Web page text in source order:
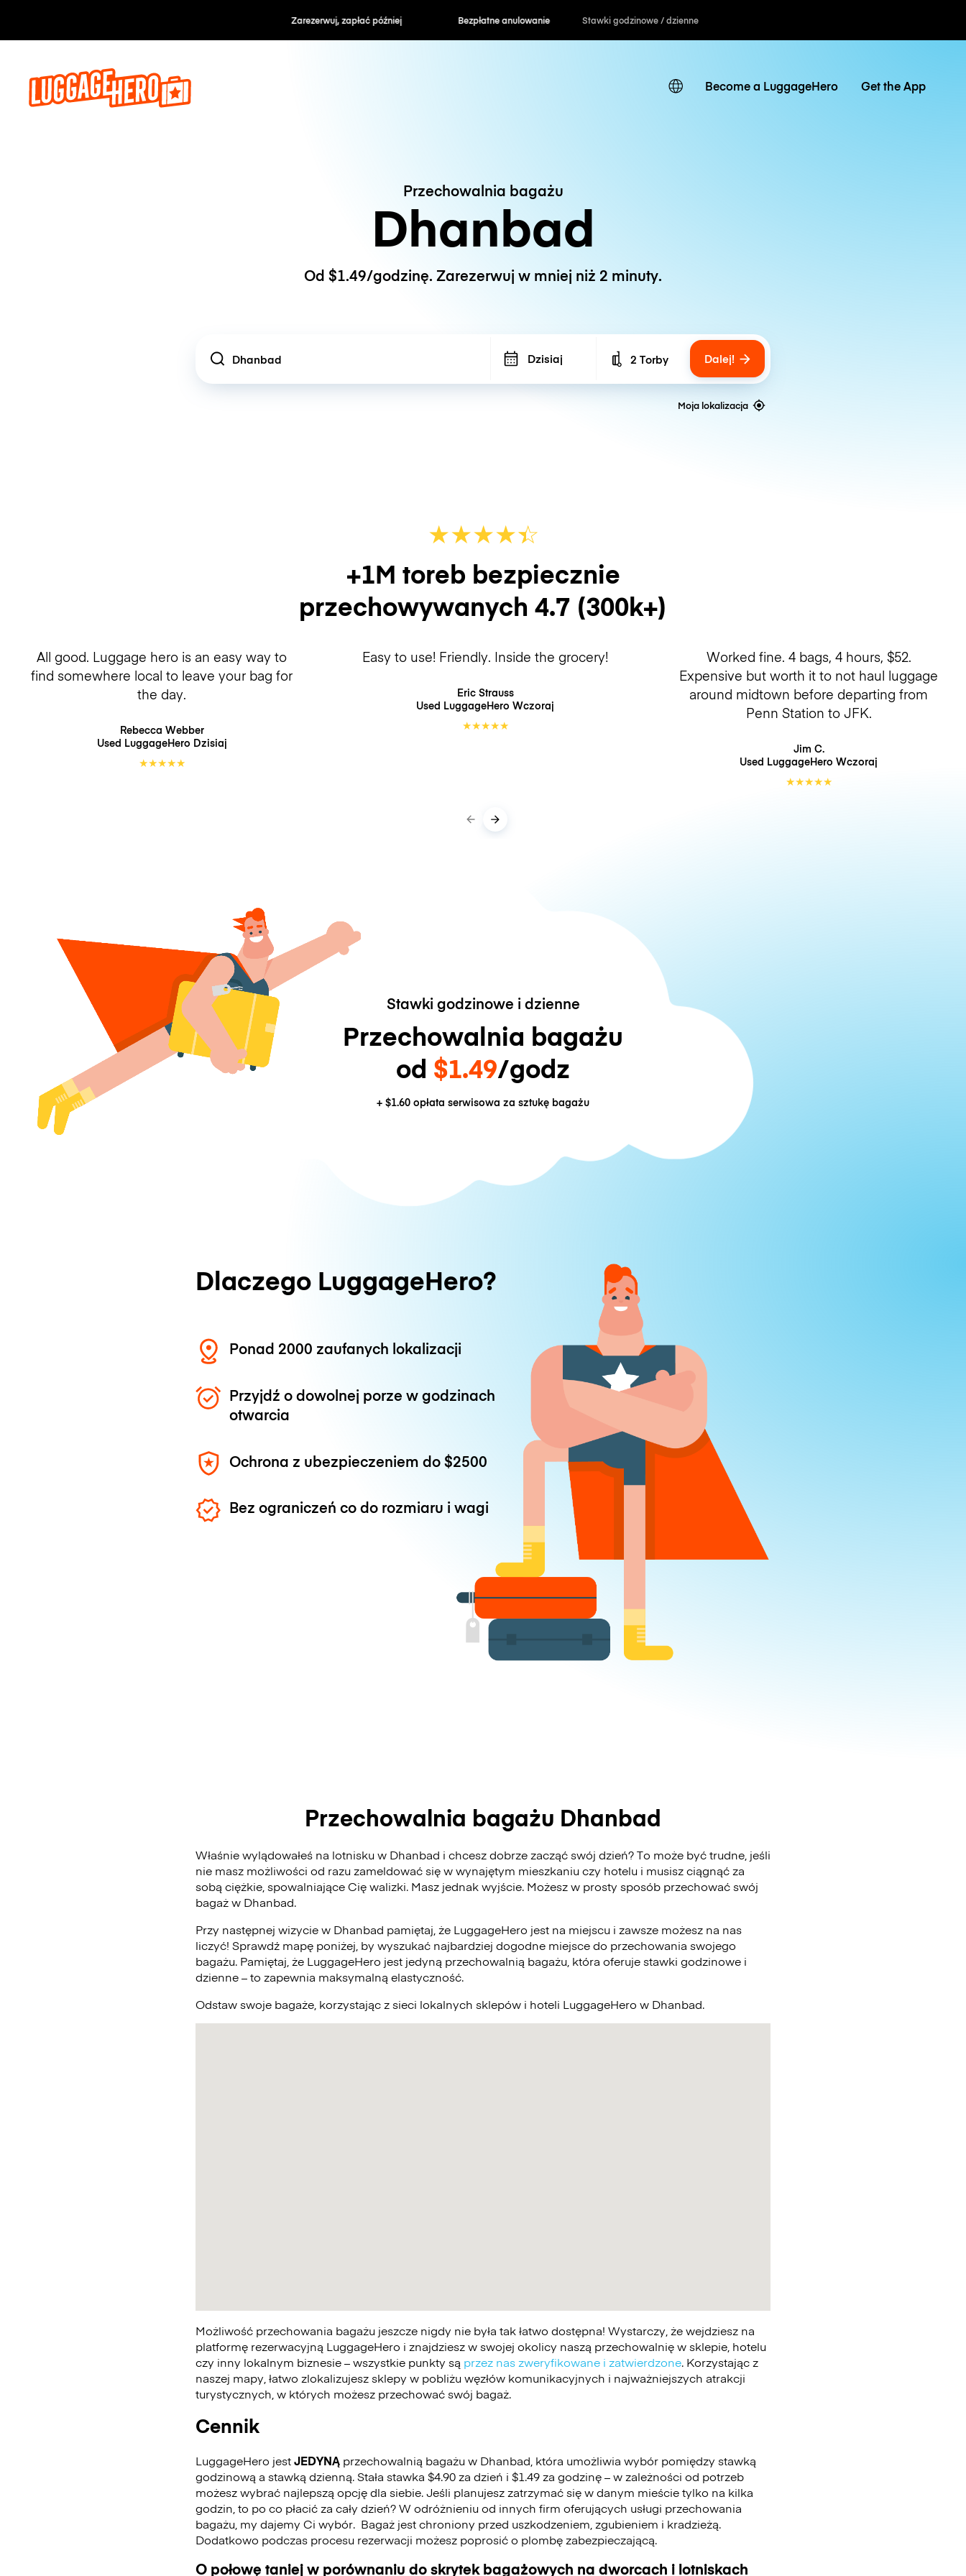
Zarezerwuj, zapłać później Bezpłatne anulowanie Stawki godzinowe / dzienne
Become a LuggageHero Get the App
Przechowalnia bagażu
Dhanbad
Od $1.49/godzinę. Zarezerwuj w mniej niż 2 minuty.
Location Dzisiaj Number of bags
2 Torby Dalej!
Moja lokalizacja
★★★★☆
★
+1M toreb bezpiecznie
przechowywanych 4.7 (300k+)
All good. Luggage hero is an easy way to
find somewhere local to leave your bag for
the day.
Rebecca Webber
Used LuggageHero Dzisiaj
★★★★★
Easy to use! Friendly. Inside the grocery!
Eric Strauss
Used LuggageHero Wczoraj
★★★★★
Worked fine. 4 bags, 4 hours, $52.
Expensive but worth it to not haul luggage
around midtown before departing from
Penn Station to JFK.
Jim C.
Used LuggageHero Wczoraj
★★★★★
Stawki godzinowe i dzienne
Przechowalnia bagażu
od $1.49/godz
+ $1.60 opłata serwisowa za sztukę bagażu
Dlaczego LuggageHero?
Ponad 2000 zaufanych lokalizacji
Przyjdź o dowolnej porze w godzinach
otwarcia
Ochrona z ubezpieczeniem do$2500
Bez ograniczeń co do rozmiaru i wagi
Przechowalnia bagażu Dhanbad
Właśnie wylądowałeś na lotnisku w Dhanbad i chcesz dobrze zacząć swój dzień? To może być trudne, jeśli
nie masz możliwości od razu zameldować się w wynajętym mieszkaniu czy hotelu i musisz ciągnąć za
sobą ciężkie, spowalniające Cię walizki. Masz jednak wyjście. Możesz w prosty sposób przechować swój
bagaż w Dhanbad.
Przy następnej wizycie w Dhanbad pamiętaj, że LuggageHero jest na miejscu i zawsze możesz na nas
liczyć! Sprawdź mapę poniżej, by wyszukać najbardziej dogodne miejsce do przechowania swojego
bagażu. Pamiętaj, że LuggageHero jest jedyną przechowalnią bagażu, która oferuje stawki godzinowe i
dzienne – to zapewnia maksymalną elastyczność.
Odstaw swoje bagaże, korzystając z sieci lokalnych sklepów i hoteli LuggageHero w Dhanbad.
Możliwość przechowania bagażu jeszcze nigdy nie była tak łatwo dostępna! Wystarczy, że wejdziesz na
platformę rezerwacyjną LuggageHero i znajdziesz w swojej okolicy naszą przechowalnię w sklepie, hotelu
czy inny lokalnym biznesie – wszystkie punkty są przez nas zweryfikowane i zatwierdzone. Korzystając z
naszej mapy, łatwo zlokalizujesz sklepy w pobliżu węzłów komunikacyjnych i najważniejszych atrakcji
turystycznych, w których możesz przechować swój bagaż.
Cennik
LuggageHero jestJEDYNĄ przechowalnią bagażu w Dhanbad, która umożliwia wybór pomiędzy stawką
godzinową a stawką dzienną. Stała stawka $4.90 za dzień i $1.49 za godzinę – w zależności od potrzeb
możesz wybrać najlepszą opcję dla siebie. Jeśli planujesz zatrzymać się w danym mieście tylko na kilka
godzin, to po co płacić za cały dzień? W odróżnieniu od innych firm oferujących usługi przechowania
bagażu, my dajemy Ci wybór. Bagaż jest chroniony przed uszkodzeniem, zgubieniem i kradzieżą.
Dodatkowo podczas procesu rezerwacji możesz poprosić o plombę zabezpieczającą.
O połowę taniej w porównaniu do skrytek bagażowych na dworcach i lotniskach